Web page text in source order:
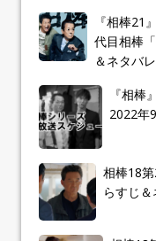
『相棒21
代目相棒
＆ネタバレ
『相棒
2022年
相棒18
らすじ